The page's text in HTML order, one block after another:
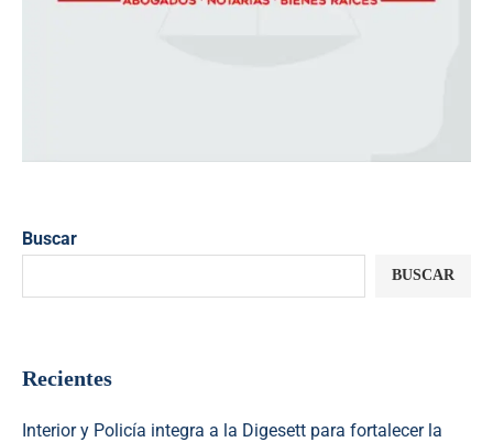
Buscar
BUSCAR
Recientes
Interior y Policía integra a la Digesett para fortalecer la